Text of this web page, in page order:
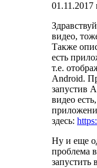
01.11.2017
видео,
Также
есть
т.е.
Android.
запустив
видео
здесь:
Ну и еще
проблема
запустить